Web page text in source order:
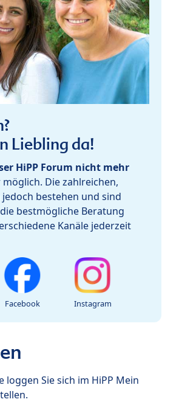
Liebling da!
HiPP Forum nicht mehr
Die zahlreichen,
bestehen und sind
bestmögliche Beratung
Kanäle jederzeit
Facebook Instagram
loggen Sie sich im HiPP Mein